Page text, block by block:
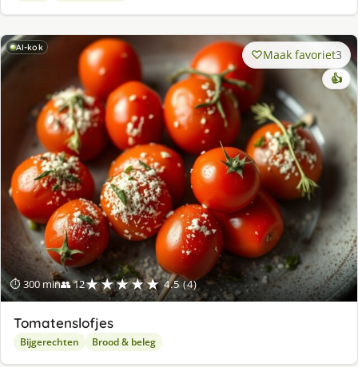
AI-kok
⏱ 300 min👥 12★★★★★ 4.5 (4)
Maak favoriet3
👍
Tomatenslofjes
Bijgerechten Brood & beleg